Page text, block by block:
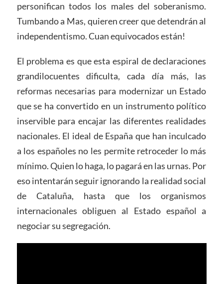
personifican todos los males del soberanismo.
Tumbando a Mas, quieren creer que detendrán al
independentismo. Cuan equivocados están!
El problema es que esta espiral de declaraciones
grandilocuentes dificulta, cada día más, las
reformas necesarias para modernizar un Estado
que se ha convertido en un instrumento político
inservible para encajar las diferentes realidades
nacionales. El ideal de España que han inculcado
a los españoles no les permite retroceder lo más
mínimo. Quien lo haga, lo pagará en las urnas. Por
eso intentarán seguir ignorando la realidad social
de Cataluña, hasta que los organismos
internacionales obliguen al Estado español a
negociar su segregación.